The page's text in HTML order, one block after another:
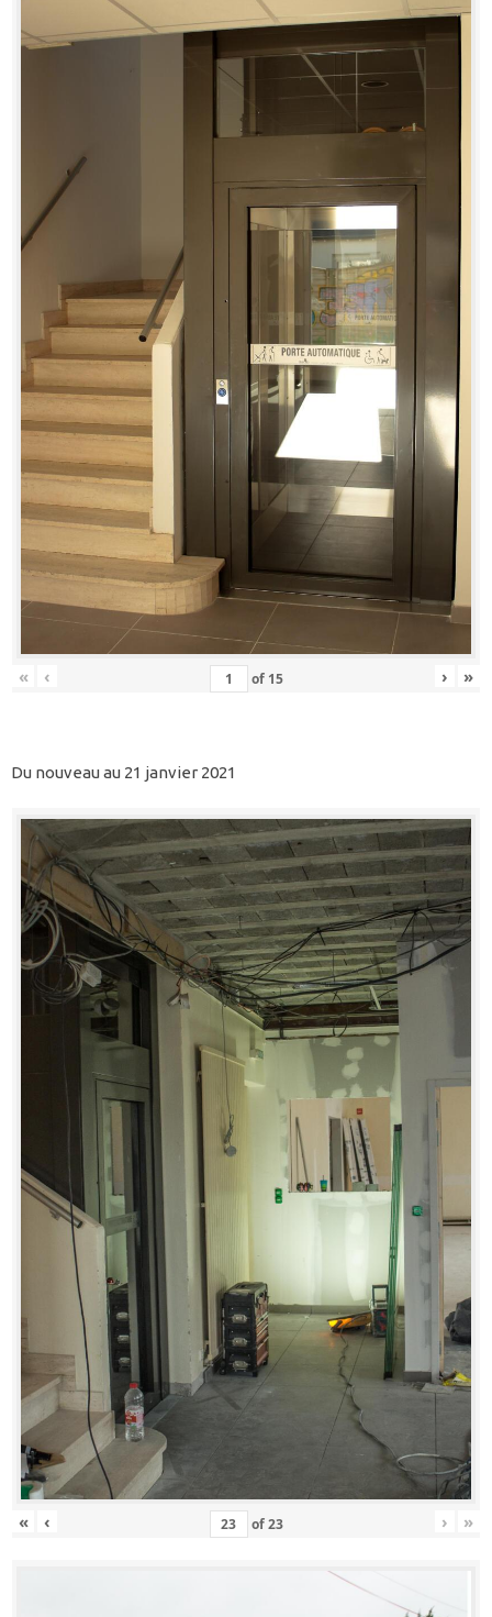
« ‹ of 15 › »
Du nouveau au 21 janvier 2021
« ‹ of23 › »